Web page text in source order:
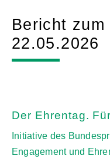
Bericht zum
22.05.2026
Der Ehrentag.
Initiative des
Engagement und